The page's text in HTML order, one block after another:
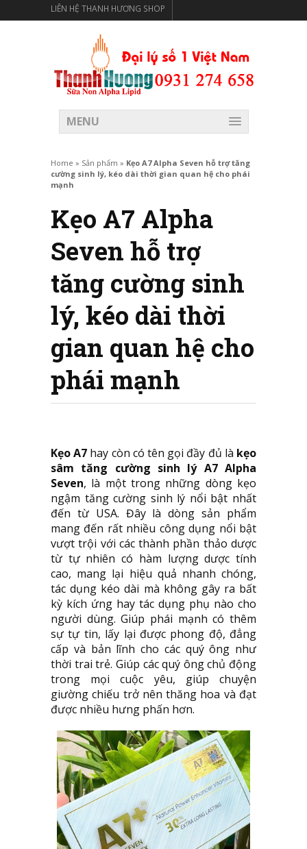
LIÊN HỆ THANH HƯƠNG SHOP
CHO SỨC KHỎE
MENU
Home » Sản phẩm » Kẹo A7 Alpha Seven hỗ trợ tăng
cường sinh lý, kéo dài thời gian quan hệ cho phái
mạnh
Kẹo A7 Alpha
Seven hỗ trợ
tăng cường sinh
lý, kéo dài thời
gian quan hệ cho
phái mạnh
Kẹo A7 hay còn có tên gọi đầy đủ là kẹo
sâm tăng cường sinh lý A7 Alpha
Seven, là một trong những dòng kẹo
ngậm tăng cường sinh lý nổi bật nhất
đến từ USA. Đây là dòng sản phẩm
mang đến rất nhiều công dụng nổi bật
vượt trội với các thành phần thảo dược
từ tự nhiên có hàm lượng dược tính
cao, mang lại hiệu quả nhanh chóng,
tác dụng kéo dài mà không gây ra bất
kỳ kích ứng hay tác dụng phụ nào cho
người dùng. Giúp phái mạnh có thêm
sự tự tin, lấy lại được phong độ, đẳng
cấp và bản lĩnh cho các quý ông như
thời trai trẻ. Giúp các quý ông chủ động
trong mọi cuộc yêu, giúp chuyện
giường chiếu trở nên thăng hoa và đạt
được nhiều hưng phấn hơn.